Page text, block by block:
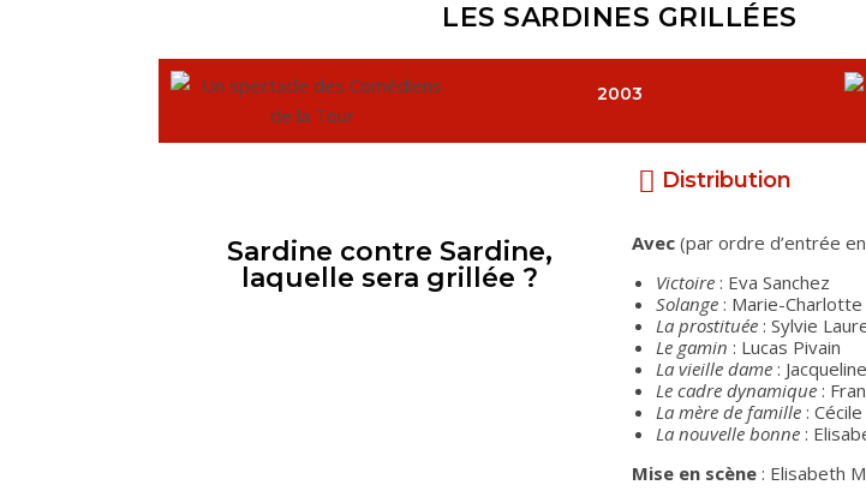
Vivez notre scène
LES SARDINES GRILLÉES
2003
Sardine contre Sardine,
laquelle sera grillée ?
Distribution
Avec (par ordre d’entrée
Victoire : Eva Sanchez
Solange : Marie-Charlotte
La prostituée : Sylvie
Le gamin : Lucas Pivain
La vieille dame :
Le cadre dynamique :
La mère de famille :
La nouvelle bonne :
Mise en scène : Elisabeth